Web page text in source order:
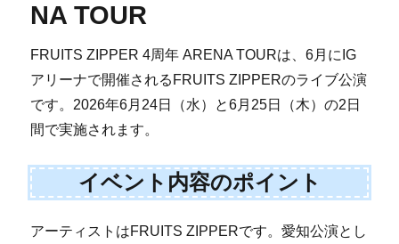
NA TOUR
FRUITS ZIPPER 4周年 ARENA TOURは、6月にIG
アリーナで開催されるFRUITS ZIPPERのライブ公演
です。2026年6月24日（水）と6月25日（木）の2日
間で実施されます。
イベント内容のポイント
アーティストはFRUITS ZIPPERです。愛知公演とし